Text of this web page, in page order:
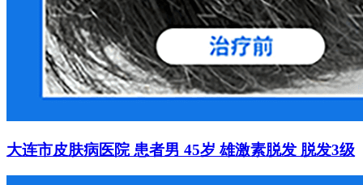
大连市皮肤病医院 患者男 45岁 雄激素脱发 脱发3级